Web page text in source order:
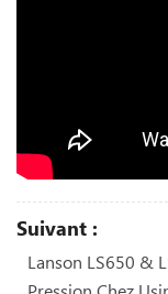
Suivant :
Lanson LS650 &